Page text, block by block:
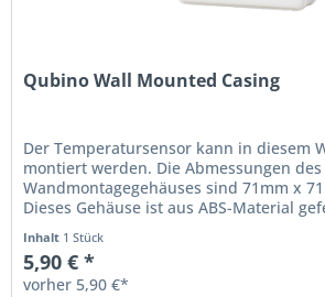
Qubino Wall Mounted Casing
Der Temperatursensor kann in diesem
montiert werden. Die Abmessungen des
Wandmontagegehäuses sind 71mm x
Dieses Gehäuse ist aus ABS-Material
Inhalt 1 Stück
5,90 € *
vorher 5,90 €*